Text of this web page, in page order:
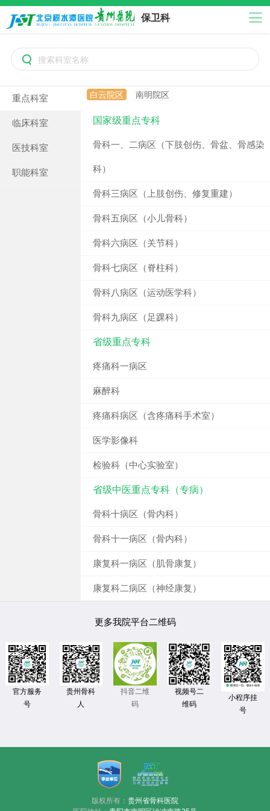
保卫科

重点科室
临床科室
医技科室
职能科室
白云院区 南明院区
国家级重点专科
骨科一、二病区（下肢创伤、骨盆、骨感染
科）
骨科三病区（上肢创伤、修复重建）
骨科五病区（小儿骨科）
骨科六病区（关节科）
骨科七病区（脊柱科）
骨科八病区（运动医学科）
骨科九病区（足踝科）
省级重点专科
疼痛科一病区
麻醉科
疼痛科病区（含疼痛科手术室）
医学影像科
检验科（中心实验室）
省级中医重点专科（专病）
骨科十病区（骨内科）
骨科十一病区（骨内科）
康复科一病区（肌骨康复）
康复科二病区（神经康复）
更多我院平台二维码
官方服务
号
贵州骨科
人
抖音二维
码
视频号二
维码
小程序挂
号
版权所有： 贵州省骨科医院